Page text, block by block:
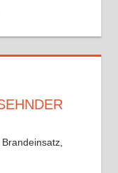
Brandeinsatz,